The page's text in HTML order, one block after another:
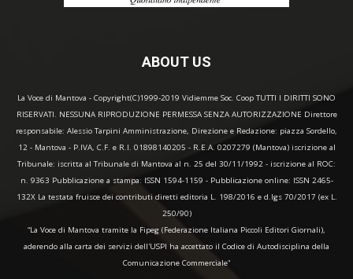
ABOUT US
La Voce di Mantova - Copyright(C)1999-2019 Vidiemme Soc. Coop TUTTI I DIRITTI SONO
RISERVATI. NESSUNA RIPRODUZIONE PERMESSA SENZA AUTORIZZAZIONE Direttore
responsabile: Alessio Tarpini Amministrazione, Direzione e Redazione: piazza Sordello,
12 - Mantova - P.IVA, C.F. e R.I. 01898140205 - R.E.A. 0207279 (Mantova) iscrizione al
Tribunale: iscritta al Tribunale di Mantova al n. 25 del 30/11/1992 - iscrizione al ROC:
n. 9363 Pubblicazione a stampa: ISSN 1594-1159 - Pubblicazione online: ISSN 2465-
132X La testata fruisce dei contributi diretti editoria L. 198/2016 e d.lgs 70/2017 (ex L.
250/90)
“La Voce di Mantova tramite la Fipeg (Federazione Italiana Piccoli Editori Giornali),
aderendo alla carta dei servizi dell'USPI ha accettato il Codice di Autodisciplina della
Comunicazione Commerciale"